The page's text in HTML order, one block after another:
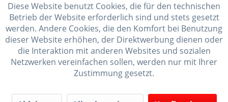
Diese Website benutzt Cookies, die für den technischen
Betrieb der Website erforderlich sind und stets gesetzt
werden. Andere Cookies, die den Komfort bei Benutzung
dieser Website erhöhen, der Direktwerbung dienen oder
die Interaktion mit anderen Websites und sozialen
Netzwerken vereinfachen sollen, werden nur mit Ihrer
Zustimmung gesetzt.